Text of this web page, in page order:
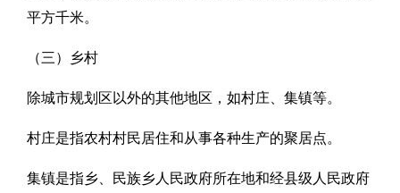
平方千米。
（三）乡村
除城市规划区以外的其他地区，如村庄、集镇等。
村庄是指农村村民居住和从事各种生产的聚居点。
集镇是指乡、民族乡人民政府所在地和经县级人民政府